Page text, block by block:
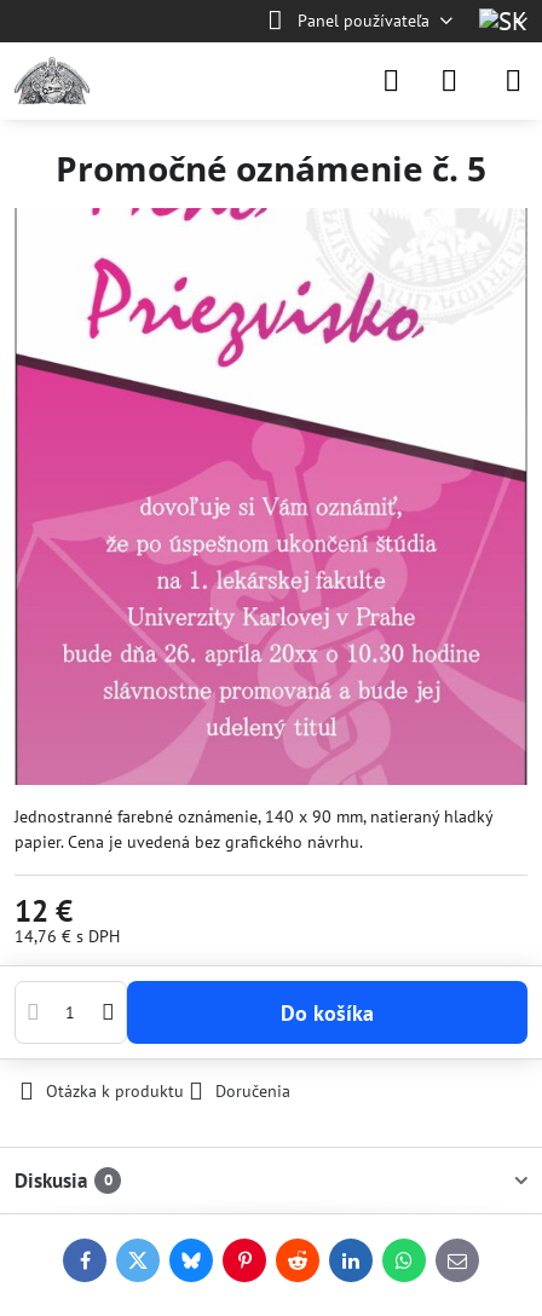
Panel používateľa
Promočné oznámenie č. 5
Jednostranné farebné oznámenie, 140 x 90 mm, natieraný hladký
papier. Cena je uvedená bez grafického návrhu.
12 €
14,76 € s DPH
Do košíka
Otázka k produktu Doručenia
Diskusia 0
FacebookTwitterBlueskyPinterestReddit LinkedInWhatsApp
E-
mail